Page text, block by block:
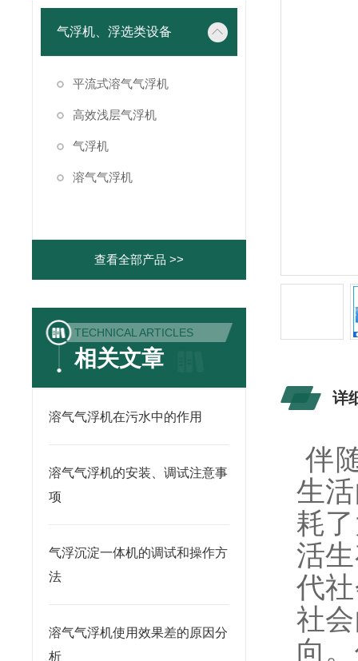
气浮机、浮选类设备
平流式溶气气浮机
高效浅层气浮机
气浮机
溶气气浮机
查看全部产品 >>
TECHNICAL ARTICLES
相关文章
溶气气浮机在污水中的作用
溶气气浮机的安装、调试注意事
项
气浮沉淀一体机的调试和操作方
法
溶气气浮机使用效果差的原因分
析
详
伴
生
耗
活
代
社
向